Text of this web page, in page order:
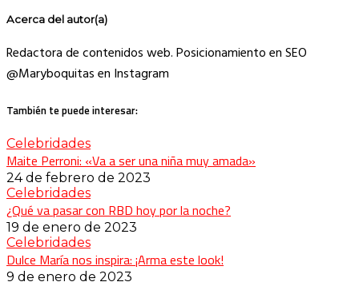
Acerca del autor(a)
Redactora de contenidos web. Posicionamiento en SEO
@Maryboquitas en Instagram
También te puede interesar:
Celebridades
Maite Perroni: «Va a ser una niña muy amada»
24 de febrero de 2023
Celebridades
¿Qué va pasar con RBD hoy por la noche?
19 de enero de 2023
Celebridades
Dulce María nos inspira: ¡Arma este look!
9 de enero de 2023